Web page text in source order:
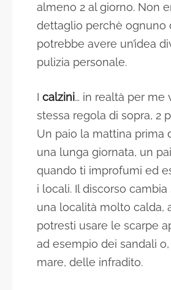
almeno 2 al giorno. Non
dettaglio perchè ognuno
potrebbe avere un’idea
pulizia personale.
I calzini… in realtà per me
stessa regola di sopra, 2
Un paio la mattina prima
una lunga giornata, un
quando ti improfumi ed
i locali. Il discorso
una località molto calda,
potresti usare le scarpe
ad esempio dei sandali
mare, delle infradito.